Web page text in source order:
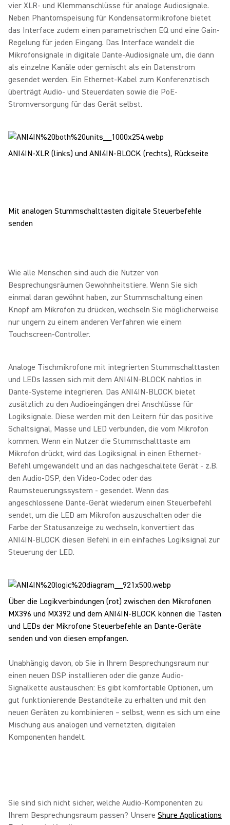
vier XLR- und Klemmanschlüsse für analoge Audiosignale.
Neben Phantomspeisung für Kondensatormikrofone bietet
das Interface zudem einen parametrischen EQ und eine Gain-
Regelung für jeden Eingang. Das Interface wandelt die
Mikrofonsignale in digitale Dante-Audiosignale um, die dann
als einzelne Kanäle oder gemischt als ein Datenstrom
gesendet werden. Ein Ethernet-Kabel zum Konferenztisch
überträgt Audio- und Steuerdaten sowie die PoE-
Stromversorgung für das Gerät selbst.
ANI4IN-XLR (links) und ANI4IN-BLOCK (rechts), Rückseite
Mit analogen Stummschalttasten digitale Steuerbefehle
senden
Wie alle Menschen sind auch die Nutzer von
Besprechungsräumen Gewohnheitstiere. Wenn Sie sich
einmal daran gewöhnt haben, zur Stummschaltung einen
Knopf am Mikrofon zu drücken, wechseln Sie möglicherweise
nur ungern zu einem anderen Verfahren wie einem
Touchscreen-Controller.
Analoge Tischmikrofone mit integrierten Stummschalttasten
und LEDs lassen sich mit dem ANI4IN-BLOCK nahtlos in
Dante-Systeme integrieren. Das ANI4IN-BLOCK bietet
zusätzlich zu den Audioeingängen drei Anschlüsse für
Logiksignale. Diese werden mit den Leitern für das positive
Schaltsignal, Masse und LED verbunden, die vom Mikrofon
kommen. Wenn ein Nutzer die Stummschalttaste am
Mikrofon drückt, wird das Logiksignal in einen Ethernet-
Befehl umgewandelt und an das nachgeschaltete Gerät - z.B.
den Audio-DSP, den Video-Codec oder das
Raumsteuerungssystem - gesendet. Wenn das
angeschlossene Dante-Gerät wiederum einen Steuerbefehl
sendet, um die LED am Mikrofon auszuschalten oder die
Farbe der Statusanzeige zu wechseln, konvertiert das
ANI4IN-BLOCK diesen Befehl in ein einfaches Logiksignal zur
Steuerung der LED.
Über die Logikverbindungen (rot) zwischen den Mikrofonen
MX396 und MX392 und dem ANI4IN-BLOCK können die Tasten
und LEDs der Mikrofone Steuerbefehle an Dante-Geräte
senden und von diesen empfangen.
Unabhängig davon, ob Sie in Ihrem Besprechungsraum nur
einen neuen DSP installieren oder die ganze Audio-
Signalkette austauschen: Es gibt komfortable Optionen, um
gut funktionierende Bestandteile zu erhalten und mit den
neuen Geräten zu kombinieren – selbst, wenn es sich um eine
Mischung aus analogen und vernetzten, digitalen
Komponenten handelt.
Sie sind sich nicht sicher, welche Audio-Komponenten zu
Ihrem Besprechungsraum passen? Unsere Shure Applications